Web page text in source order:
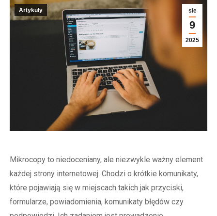
sie
9
2025
Artykuły
Mikrocopy to niedoceniany, ale niezwykle ważny element
każdej strony internetowej. Chodzi o krótkie komunikaty,
które pojawiają się w miejscach takich jak przyciski,
formularze, powiadomienia, komunikaty błędów czy